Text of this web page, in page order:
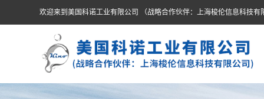
欢迎来到美国科诺工业有限公司 （战略合作伙伴：上海梭伦信息科技有